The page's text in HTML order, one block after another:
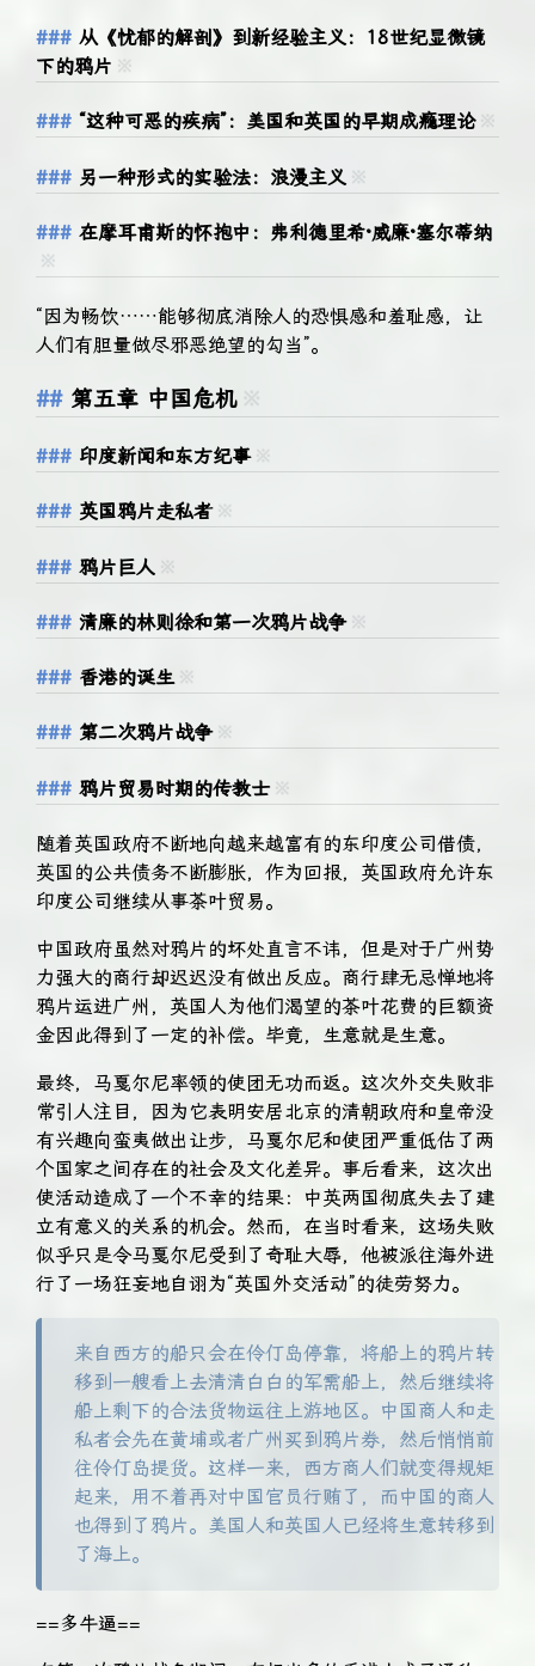
从《忧郁的解剖》到新经验主义：18世纪显微镜
下的鸦片
“这种可恶的疾病”：美国和英国的早期成瘾理论
另一种形式的实验法：浪漫主义
在摩耳甫斯的怀抱中：弗利德里希·威廉·塞尔蒂纳
“因为畅饮……能够彻底消除人的恐惧感和羞耻感，让
人们有胆量做尽邪恶绝望的勾当”。
第五章 中国危机
印度新闻和东方纪事
英国鸦片走私者
鸦片巨人
清廉的林则徐和第一次鸦片战争
香港的诞生
第二次鸦片战争
鸦片贸易时期的传教士
随着英国政府不断地向越来越富有的东印度公司借债，
英国的公共债务不断膨胀，作为回报，英国政府允许东
印度公司继续从事茶叶贸易。
中国政府虽然对鸦片的坏处直言不讳，但是对于广州势
力强大的商行却迟迟没有做出反应。商行肆无忌惮地将
鸦片运进广州，英国人为他们渴望的茶叶花费的巨额资
金因此得到了一定的补偿。毕竟，生意就是生意。
最终，马戛尔尼率领的使团无功而返。这次外交失败非
常引人注目，因为它表明安居北京的清朝政府和皇帝没
有兴趣向蛮夷做出让步，马戛尔尼和使团严重低估了两
个国家之间存在的社会及文化差异。事后看来，这次出
使活动造成了一个不幸的结果：中英两国彻底失去了建
立有意义的关系的机会。然而，在当时看来，这场失败
似乎只是令马戛尔尼受到了奇耻大辱，他被派往海外进
行了一场狂妄地自诩为“英国外交活动”的徒劳努力。
来自西方的船只会在伶仃岛停靠，将船上的鸦片转
移到一艘看上去清清白白的军需船上，然后继续将
船上剩下的合法货物运往上游地区。中国商人和走
私者会先在黄埔或者广州买到鸦片券，然后悄悄前
往伶仃岛提货。这样一来，西方商人们就变得规矩
起来，用不着再对中国官员行贿了，而中国的商人
也得到了鸦片。美国人和英国人已经将生意转移到
了海上。
==多牛逼==